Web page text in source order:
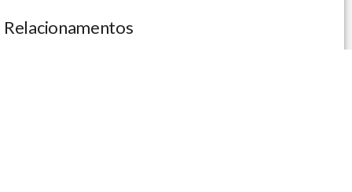
Relacionamentos